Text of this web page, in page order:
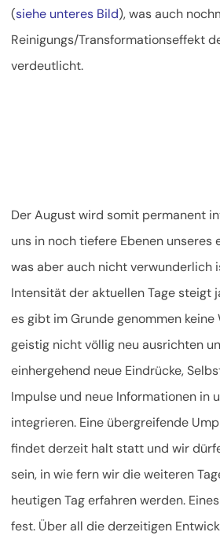
(siehe unteres Bild), was auch
Reinigungs/Transformationseffekt
verdeutlicht.
Der August wird somit permanent
uns in noch tiefere Ebenen unseres
was aber auch nicht verwunderlich
Intensität der aktuellen Tage steigt
es gibt im Grunde genommen keine
geistig nicht völlig neu ausrichten
einhergehend neue Eindrücke,
Impulse und neue Informationen in
integrieren. Eine übergreifende
findet derzeit halt statt und wir
sein, in wie fern wir die weiteren
heutigen Tag erfahren werden.
fest. Über all die derzeitigen